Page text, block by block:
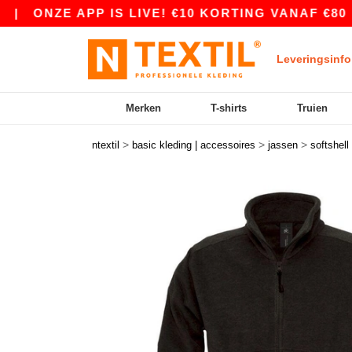
APP IS LIVE! €10 KORTING VANAF €80 MET
Merken T-shirts Truien
ntextil > basic kleding | accessoires > jassen > softshell